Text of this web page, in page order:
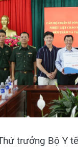
trưởng Bộ Y